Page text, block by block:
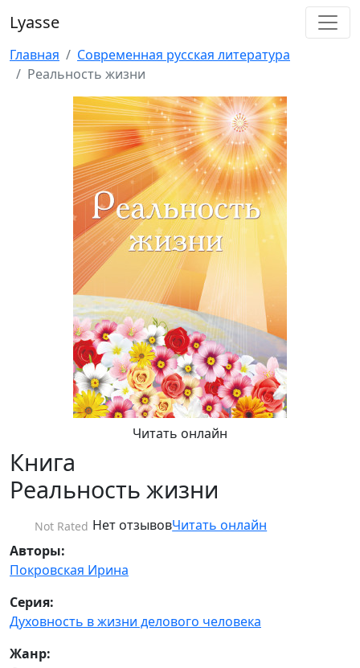
Lyasse
Главная
Современная русская литература
Реальность жизни
Читать онлайн
Книга
Реальность жизни
Not Rated Нет отзывовЧитать онлайн
Авторы:
Покровская Ирина
Серия:
Духовность в жизни делового человека
Жанр: